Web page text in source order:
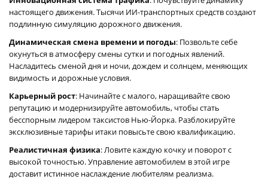
настоящего движения. Тысячи ИИ-транспортных средств создают
подлинную симуляцию дорожного движения.
Динамическая смена времени и погоды: Позвольте себе
окунуться в атмосферу смены сутки и погодных явлений.
Насладитесь сменой дня и ночи, дождем и солнцем, меняющих
видимость и дорожные условия.
Карьерный рост: Начинайте с малого, наращивайте свою
репутацию и модернизируйте автомобиль, чтобы стать
бесспорным лидером таксистов Нью-Йорка. Разблокируйте
эксклюзивные тарифы итаки повысьте свою квалификацию.
Реалистичная физика: Ловите каждую кочку и поворот с
высокой точностью. Управление автомобилем в этой игре
доставит истинное наслаждение любителям реализма.